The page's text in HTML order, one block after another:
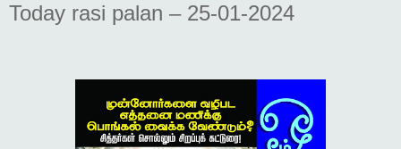
Today rasi palan – 25-01-2024